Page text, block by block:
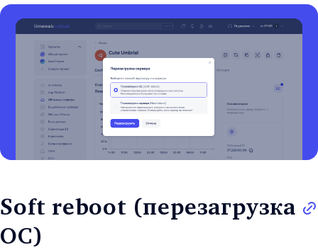
Soft reboot (перезагрузка
ОС)